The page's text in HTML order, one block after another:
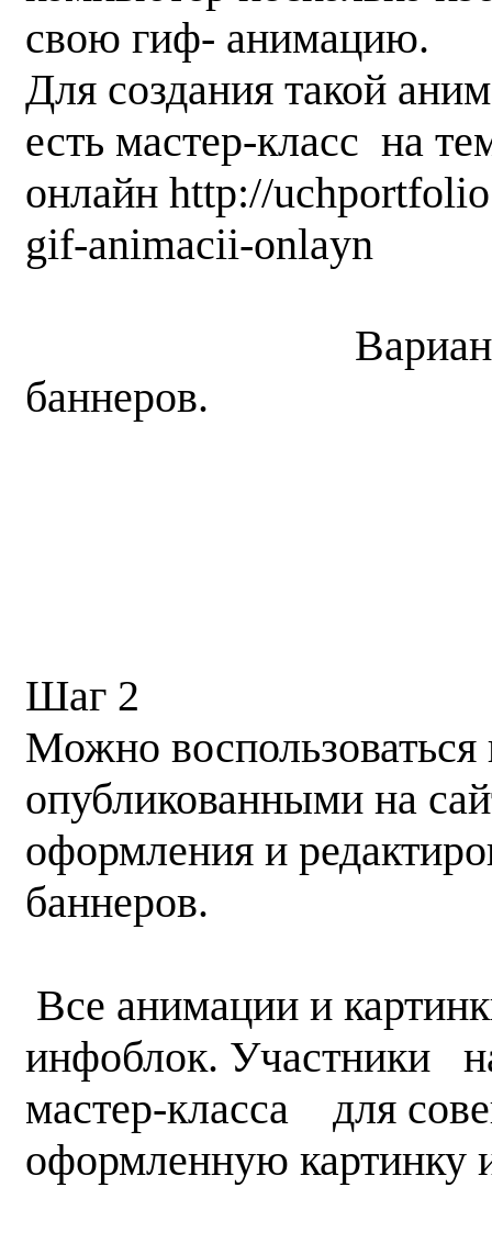
свою гиф- анимацию.
Для создания такой
есть мастер-класс на
онлайн http://
gif-animacii-onlayn
баннеров.
Шаг 2
Можно
опубликованными на
оформления и
баннеров.
Все анимации и
инфоблок. Участники
мастер-класса для
оформленную